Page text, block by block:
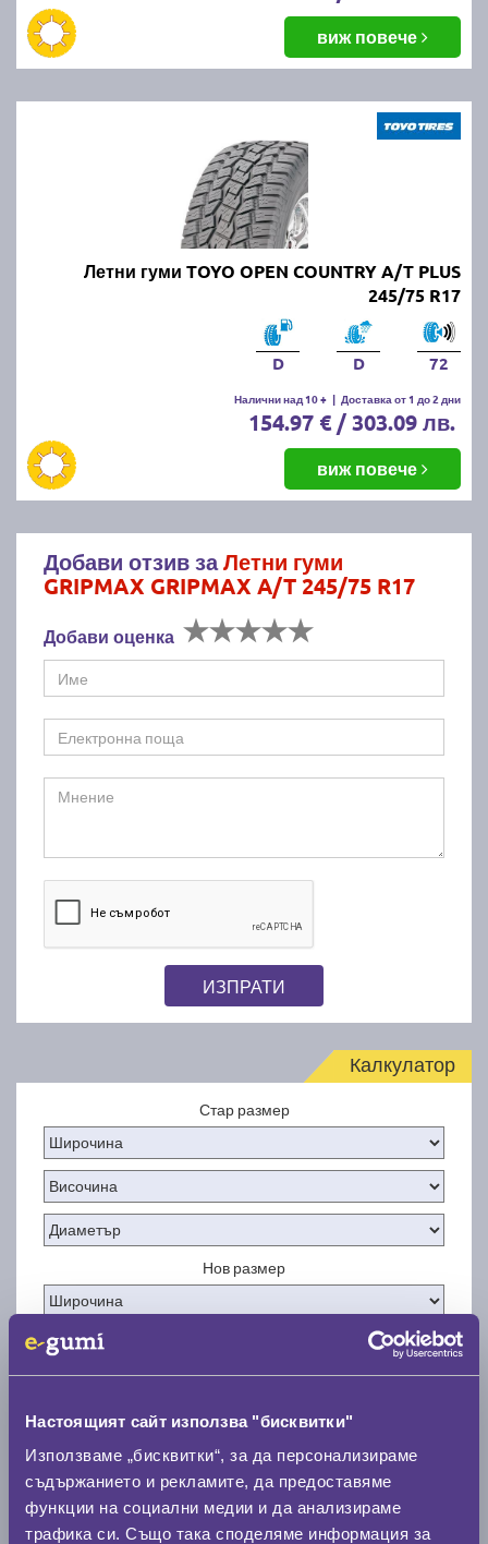
Настоящият сайт използва "бисквитки"
Използваме „бисквитки“, за да персонализираме
съдържанието и рекламите, да предоставяме
функции на социални медии и да анализираме
трафика си. Също така споделяме информация за
виж повече
Летни гуми TOYO OPEN COUNTRY A/T PLUS
245/75 R17
D D 72
Налични над 10 + | Доставка от 1 до 2 дни
154.97 € / 303.09 лв.
виж повече
Добави отзив заЛетни гуми
GRIPMAX GRIPMAX A/T 245/75 R17
Добави оценка
ИЗПРАТИ
Калкулатор
Стар размер
Нов размер
0 мм.
Нов размер